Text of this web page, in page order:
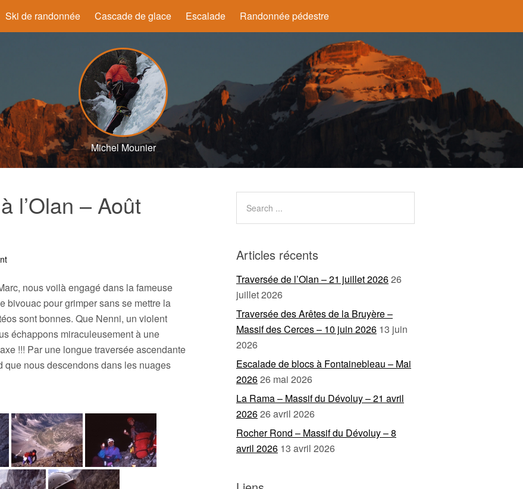
Ski de randonnée Cascade de glace Escalade Randonnée pédestre
Michel Mounier
l’Olan – Août
nous voilà engagé dans la fameuse
bivouac pour grimper sans se mettre la
sont bonnes. Que Nenni, un violent
échappons miraculeusement à une
!!! Par une longue traversée ascendante
que nous descendons dans les nuages
Articles récents
Traversée de l’Olan – 21 juillet 202626
juillet 2026
Traversée des Arêtes de la Bruyère –
Massif des Cerces – 10 juin 2026 13 juin
2026
Escalade de blocs à Fontainebleau – Mai
202626 mai 2026
La Rama – Massif du Dévoluy – 21 avril
202626 avril 2026
Rocher Rond – Massif du Dévoluy – 8
avril 2026 13 avril 2026